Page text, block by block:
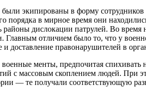
экипированы в форму
порядка в мирное время они
дислокации патрулей. Во
Главным отличием было то, что у
доставление правонарушителей в
менты, предпочитая
с массовым скоплением людей. При
— те получали соответствующую